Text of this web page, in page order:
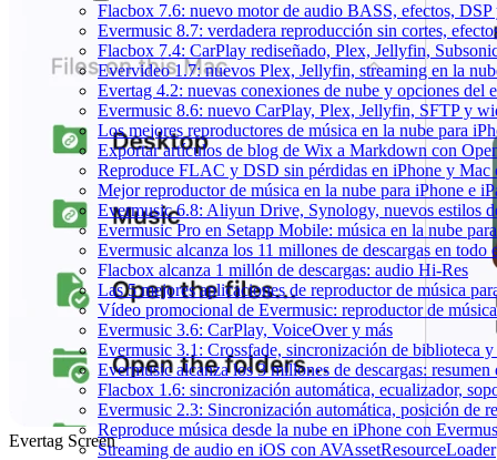
Flacbox 7.6: nuevo motor de audio BASS, efectos,
Evermusic 8.7: verdadera reproducción sin cortes,
Flacbox 7.4: CarPlay rediseñado, Plex, Jellyfin,
Evervideo 1.7: nuevos Plex, Jellyfin, streaming en la
Evertag 4.2: nuevas conexiones de nube y opciones del
Evermusic 8.6: nuevo CarPlay, Plex, Jellyfin, SFTP y
Los mejores reproductores de música en la nube para
Exportar artículos de blog de Wix a Markdown con
Reproduce FLAC y DSD sin pérdidas en iPhone y Mac
Mejor reproductor de música en la nube para iPhone e
Evermusic 6.8: Aliyun Drive, Synology, nuevos estilos
Evermusic Pro en Setapp Mobile: música en la nube
Evermusic alcanza los 11 millones de descargas en todo
Flacbox alcanza 1 millón de descargas: audio Hi-Res
Las 5 mejores aplicaciones de reproductor de música
Vídeo promocional de Evermusic: reproductor de
Evermusic 3.6: CarPlay, VoiceOver y más
Evermusic 3.1: Crossfade, sincronización de biblioteca
Evermusic alcanza los 3 millones de descargas: resumen
Flacbox 1.6: sincronización automática, ecualizador,
Evermusic 2.3: Sincronización automática, posición de
Reproduce música desde la nube en iPhone con
Streaming de audio en iOS con AVAssetResourceLoader
Evertag Screen